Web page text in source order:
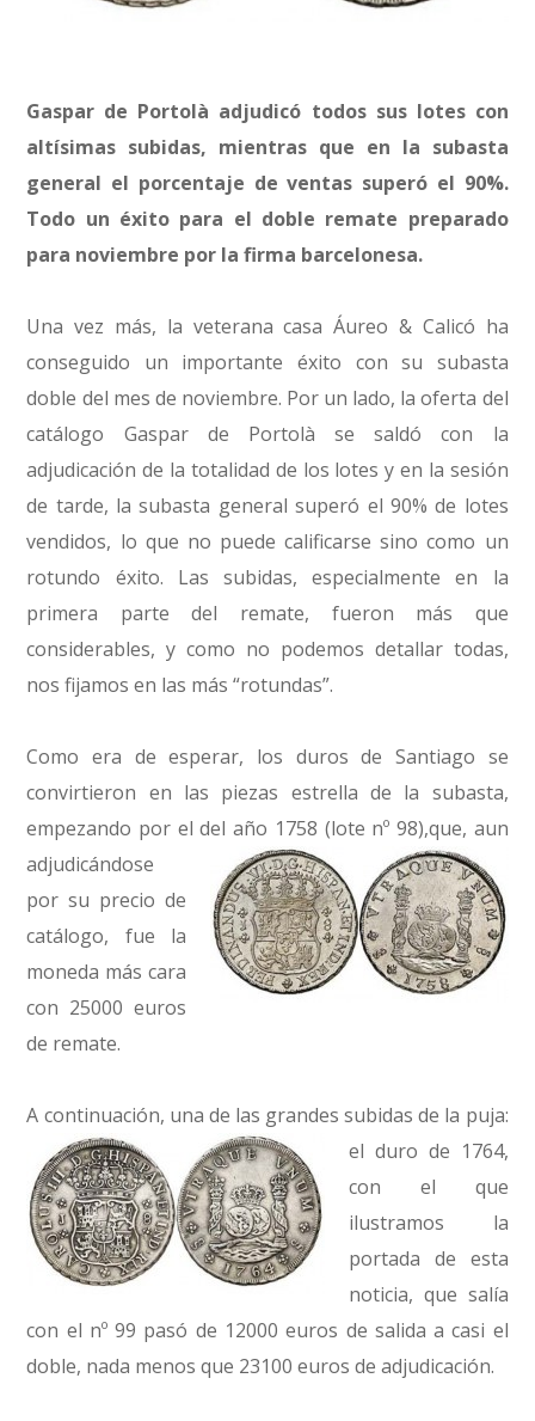
Gaspar de Portolà adjudicó todos sus lotes con
altísimas subidas, mientras que en la subasta
general el porcentaje de ventas superó el 90%.
Todo un éxito para el doble remate preparado
para noviembre por la firma barcelonesa.
Una vez más, la veterana casa Áureo & Calicó ha
conseguido un importante éxito con su subasta
doble del mes de noviembre. Por un lado, la oferta del
catálogo Gaspar de Portolà se saldó con la
adjudicación de la totalidad de los lotes y en la sesión
de tarde, la subasta general superó el 90% de lotes
vendidos, lo que no puede calificarse sino como un
rotundo éxito. Las subidas, especialmente en la
primera parte del remate, fueron más que
considerables, y como no podemos detallar todas,
nos fijamos en las más “rotundas”.
Como era de esperar, los duros de Santiago se
convirtieron en las piezas estrella de la subasta,
empezando por el del año 1758 (lote nº 98),que, aun
adjudicándose
por su precio de
catálogo, fue la
moneda más cara
con 25000 euros
de remate.
A continuación, una de las grandes subidas de la puja:
el duro de 1764,
con el que
ilustramos la
portada de esta
noticia, que salía
con el nº 99 pasó de 12000 euros de salida a casi el
doble, nada menos que 23100 euros de adjudicación.